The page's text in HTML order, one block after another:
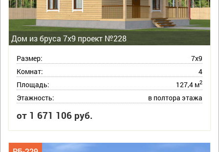
Дом из бруса 7х9 проект №228
Размер:
7х9
Комнат:
4
Площадь:
127,4 м2
Этажность: в полтора этажа
от 1 671 106 руб.